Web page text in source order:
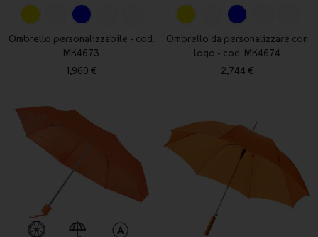
Modelli di ombrelli personalizzati
disponibili
All’interno della categoria trovi diverse soluzioni, tra cui
rapida, versioni antivento con struttura rinforzata e ombrelli da
golf di grandi dimensioni.
Kit mobilità coordinati
Gli ombrelli personalizzati possono essere abbinati a
personalizzati
per trasferte professionali,
lucchetti
personalizzatiper la sicurezza del bagaglio e
Ombrello personalizzabile - cod.
MK4673
1,960 €
Ombrello da personalizzare con
logo - cod. MK4674
2,744 €